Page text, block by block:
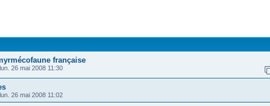
française
lun. 26 mai 2008 11:30
lun. 26 mai 2008 11:02